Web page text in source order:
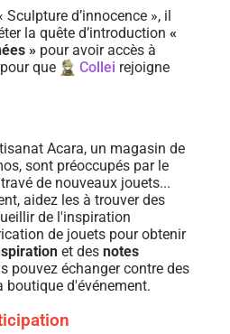
Sculpture d’innocence », il
la quête d’introduction «
» pour avoir accès à
que
Collei rejoigne
Acara, un magasin de
sont préoccupés par le
de nouveaux jouets...
aidez les à trouver des
de l'inspiration
de jouets pour obtenir
et des notes
pouvez échanger contre des
boutique d'événement.